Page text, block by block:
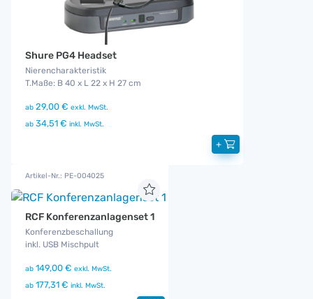
Shure PG4 Headset
Nierencharakteristik
T.Maße: B 40 x L 22 x H 27 cm
ab 29,00 € exkl. MwSt.
ab 34,51 € inkl. MwSt.
+
Artikel-Nr.: PE-004025
RCF Konferenzanlagenset 1
Konferenzbeschallung
inkl. USB Mischpult
ab 149,00 € exkl. MwSt.
ab 177,31 € inkl. MwSt.